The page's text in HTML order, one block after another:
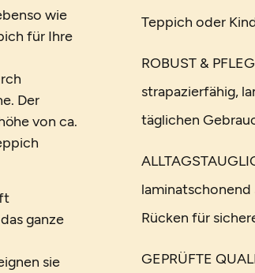
wie
für Ihre
Der
von ca.
ganze
sie
Teppich oder
ROBUST &
strapazierfähig,
täglichen
Rücken für
GEPRÜFTE